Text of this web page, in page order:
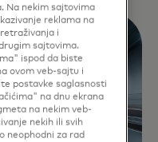
Na nekim sajtovima
reklama na
i
sajtovima.
ispod da biste
ovom veb-sajtu i
postavke saglasnosti
na dnu ekrana
na nekim veb-
nekih ili svih
neophodni za rad